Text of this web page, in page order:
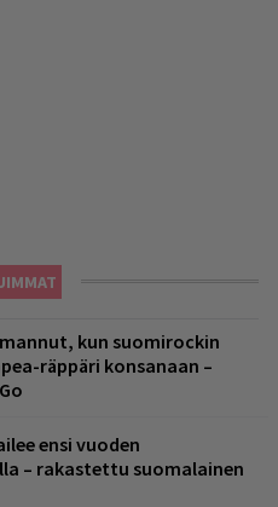
kun suomirockin
räppäri konsanaan –
ensi vuoden
– rakastettu suomalainen